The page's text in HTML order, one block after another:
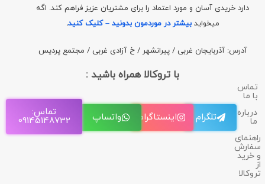
دارد خریدی آسان و مورد اعتماد را برای مشتریان عزیز فراهم کند. اگه
میخوایدبیشتر در موردمون بدونید – کلیک کنید.
آدرس: آذربایجان غربی / پیرانشهر / خ آزادی غربی / مجتمع پردیس
با تروکالا همراه باشید :
تماس
با ما
درباره
ما
راهنمای
سفارش
و خرید
از
تروکالا
تلگرام اینستاگرام واتساپ تماس:
09145148732